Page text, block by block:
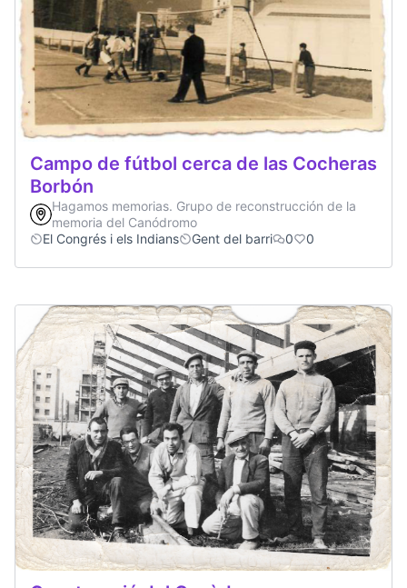
Campo de fútbol cerca de las Cocheras
Borbón
Hagamos memorias. Grupo de reconstrucción de la
memoria del Canódromo
El Congrés i els Indians
Gent del barri 0 0